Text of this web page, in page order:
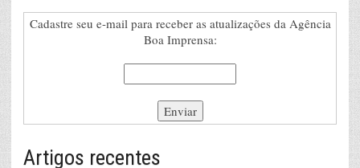
Cadastre seu e-mail para receber as atualizações da Agência
Boa Imprensa:
Artigos recentes